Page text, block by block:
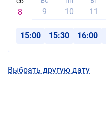
8 9 10 11
15:00 15:30 16:00
Выбрать другую дату